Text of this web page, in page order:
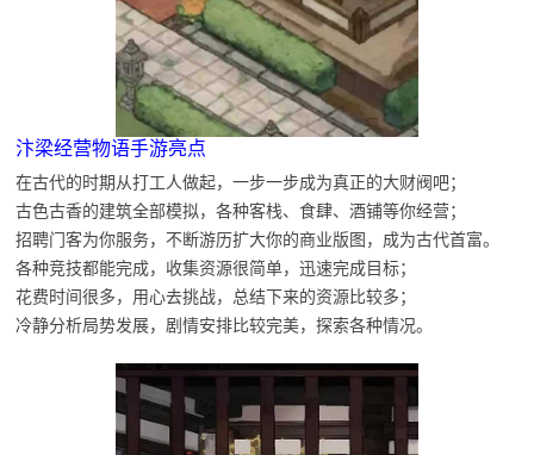
汴梁经营物语手游亮点
在古代的时期从打工人做起，一步一步成为真正的大财阀吧；
古色古香的建筑全部模拟，各种客栈、食肆、酒铺等你经营；
招聘门客为你服务，不断游历扩大你的商业版图，成为古代首富。
各种竞技都能完成，收集资源很简单，迅速完成目标；
花费时间很多，用心去挑战，总结下来的资源比较多；
冷静分析局势发展，剧情安排比较完美，探索各种情况。